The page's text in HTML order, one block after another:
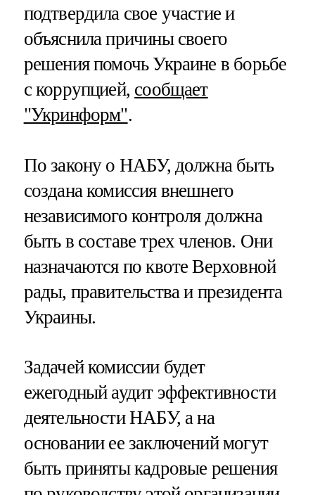
подтвердила свое участие и
объяснила причины своего
решения помочь Украине в борьбе
с коррупцией, сообщает
"Укринформ".
По закону о НАБУ, должна быть
создана комиссия внешнего
независимого контроля должна
быть в составе трех членов. Они
назначаются по квоте Верховной
рады, правительства и президента
Украины.
Задачей комиссии будет
ежегодный аудит эффективности
деятельности НАБУ, а на
основании ее заключений могут
быть приняты кадровые решения